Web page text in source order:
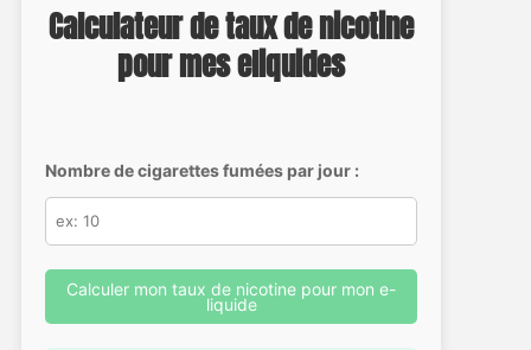
Calculateur de taux de nicotine
pour mes eliquides
Nombre de cigarettes fumées par jour :
Calculer mon taux de nicotine pour mon e-
liquide